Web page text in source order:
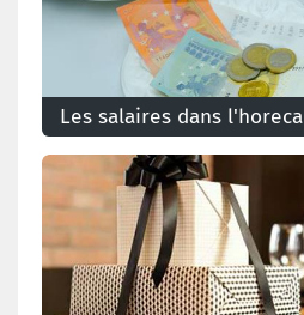
Les salaires dans l'horeca